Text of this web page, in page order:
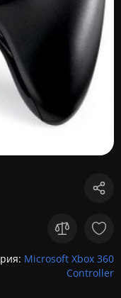
Microsoft Xbox 360
Controller